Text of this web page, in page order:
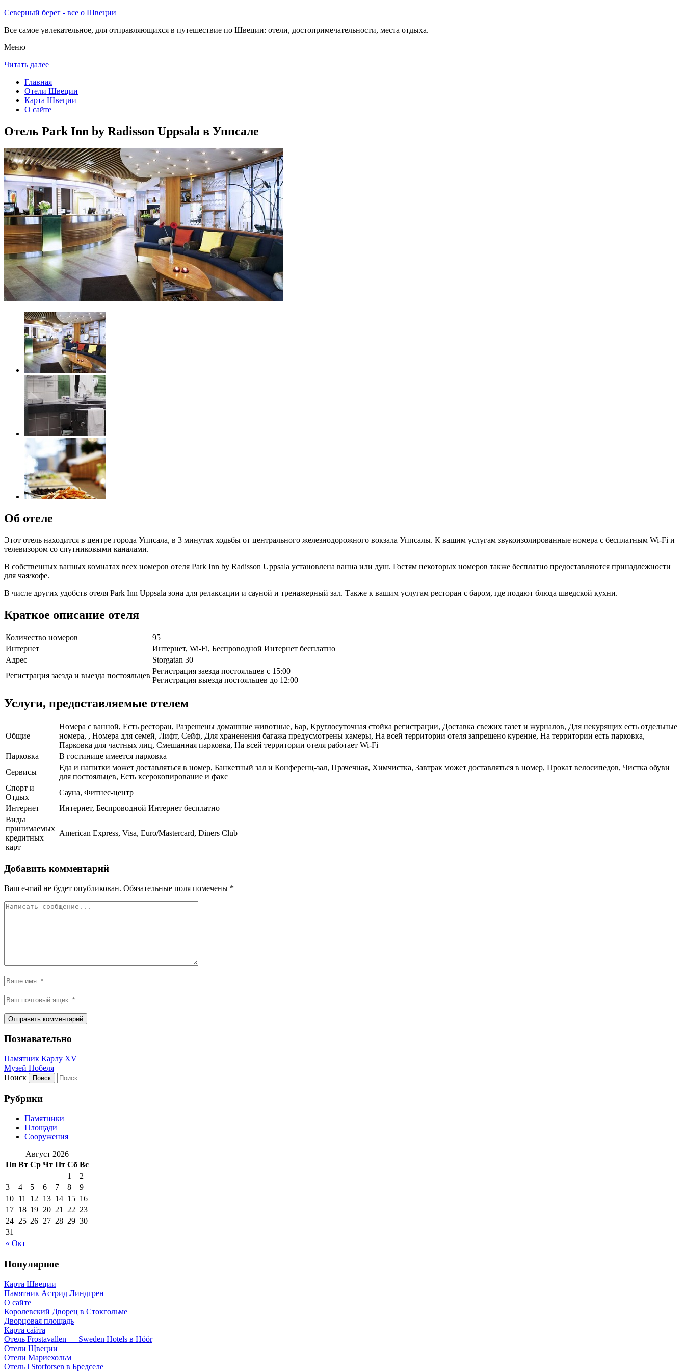
Северный берег - все о Швеции
Все самое увлекательное, для отправляющихся в путешествие по Швеции: отели, достопримечательности, места отдыха.
Меню
Читать далее
Главная
Отели Швеции
Карта Швеции
О сайте
Отель Park Inn by Radisson Uppsala в Уппсале
Об отеле
Этот отель находится в центре города Уппсала, в 3 минутах ходьбы от центрального железнодорожного вокзала Уппсалы. К вашим услугам звукоизолированные номера с бесплатным Wi-Fi и
телевизором со спутниковыми каналами.
В собственных ванных комнатах всех номеров отеля Park Inn by Radisson Uppsala установлена ванна или душ. Гостям некоторых номеров также бесплатно предоставляются принадлежности
для чая/кофе.
В числе других удобств отеля Park Inn Uppsala зона для релаксации и сауной и тренажерный зал. Также к вашим услугам ресторан с баром, где подают блюда шведской кухни.
Краткое описание отеля
Количество номеров
95
Интернет
Интернет, Wi-Fi, Беспроводной Интернет бесплатно
Адрес
Storgatan 30
Регистрация заезда и выезда постояльцев
Регистрация заезда постояльцев с 15:00
Регистрация выезда постояльцев до 12:00
Услуги, предоставляемые отелем
Общие
Номера с ванной, Есть ресторан, Разрешены домашние животные, Бар, Круглосуточная стойка регистрации, Доставка свежих газет и журналов, Для некурящих есть отдельные
номера, , Номера для семей, Лифт, Сейф, Для храненения багажа предусмотрены камеры, На всей территории отеля запрещено курение, На территории есть парковка,
Парковка для частных лиц, Смешанная парковка, На всей территории отеля работает Wi-Fi
Парковка
В гостинице имеется парковка
Сервисы
Еда и напитки может доставляться в номер, Банкетный зал и Конференц-зал, Прачечная, Химчистка, Завтрак может доставляться в номер, Прокат велосипедов, Чистка обуви
для постояльцев, Есть ксерокопирование и факс
Спорт и
Отдых
Сауна, Фитнес-центр
Интернет
Интернет, Беспроводной Интернет бесплатно
Виды
принимаемых
кредитных
карт
American Express, Visa, Euro/Mastercard, Diners Club
Добавить комментарий
Ваш e-mail не будет опубликован. Обязательные поля помечены *
Познавательно
Памятник Карлу XV
Музей Нобеля
Поиск
Рубрики
Памятники
Площади
Сооружения
Август 2026
Пн Вт Ср Чт Пт Сб Вс
« Окт
1
2
3
4 5 6 7 8
9
10 11 12 13 14 15 16
17 18 19 20 21 22 23
24 25 26 27 28 29 30
31
Популярное
Карта Швеции
Памятник Астрид Линдгрен
О сайте
Королевский Дворец в Стокгольме
Дворцовая площадь
Карта сайта
Отель Frostavallen — Sweden Hotels в Höör
Отели Щвеции
Отели Мариехольм
Отель l Storforsen в Бредселе